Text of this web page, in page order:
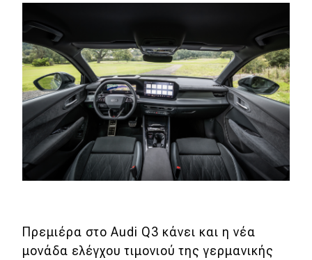
Πρεμιέρα στο Audi Q3 κάνει και η νέα
μονάδα ελέγχου τιμονιού της γερμανικής